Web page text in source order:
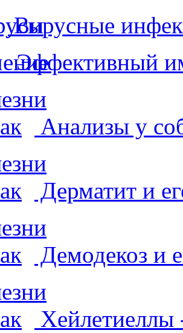
Вирусные
Эффективный
Анализы у
Дерматит и
Демодекоз и